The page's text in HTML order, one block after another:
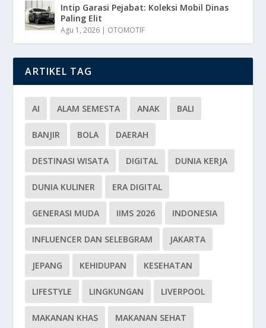
Intip Garasi Pejabat: Koleksi Mobil Dinas
Paling Elit
Agu 1, 2026 | OTOMOTIF
ARTIKEL TAG
AI ALAM SEMESTA ANAK BALI
BANJIR BOLA DAERAH
DESTINASI WISATA DIGITAL DUNIA KERJA
DUNIA KULINER ERA DIGITAL
GENERASI MUDA IIMS 2026 INDONESIA
INFLUENCER DAN SELEBGRAM JAKARTA
JEPANG KEHIDUPAN KESEHATAN
LIFESTYLE LINGKUNGAN LIVERPOOL
MAKANAN KHAS MAKANAN SEHAT